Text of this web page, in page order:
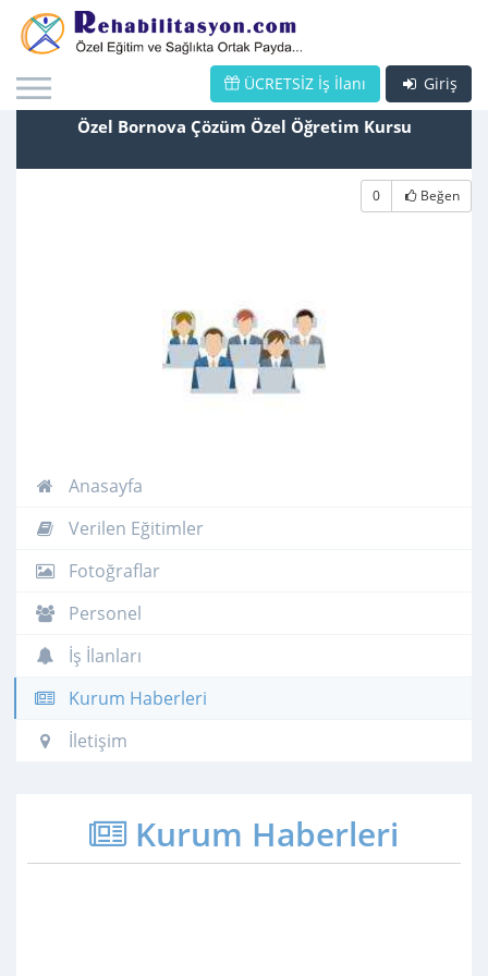
Giriş
ÜCRETSİZ İş İlanı
Özel Bornova Çözüm Özel Öğretim Kursu
0 Beğen
Anasayfa
Verilen Eğitimler
Fotoğraflar
Personel
İş İlanları
Kurum Haberleri
İletişim
Kurum Haberleri